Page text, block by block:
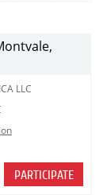
LLC
PARTICIPATE